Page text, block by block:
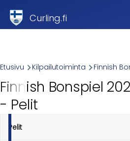
Curling.fi
Breadcrumb
Etusivu Kilpailutoiminta Finnish
Finnish Bonspiel
- Pelit
Ensisijaiset
Pelit